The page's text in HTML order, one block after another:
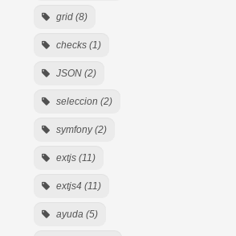
grid (8)
checks (1)
JSON (2)
seleccion (2)
symfony (2)
extjs (11)
extjs4 (11)
ayuda (5)